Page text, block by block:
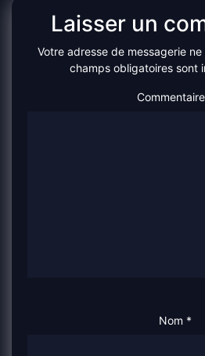
Laisser un
Votre adresse de messagerie
champs obligatoires sont
Commentaire
Nom *